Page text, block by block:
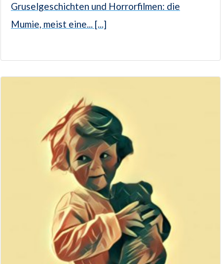
Gruselgeschichten und Horrorfilmen: die
Mumie, meist eine... [...]